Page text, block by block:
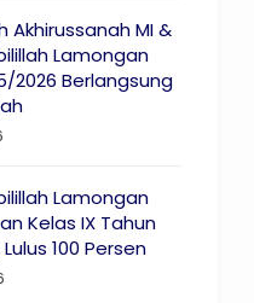
Akhirussanah MI &
Lamongan
2026 Berlangsung
Lamongan
Kelas IX Tahun
100 Persen